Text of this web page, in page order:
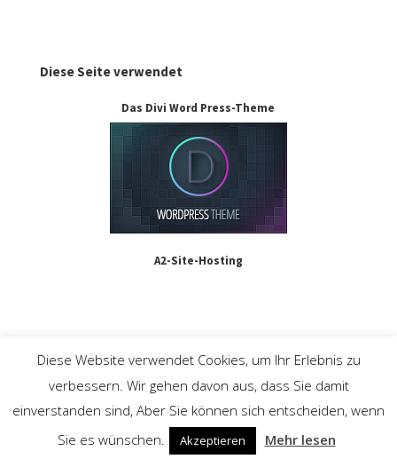
Diese Seite verwendet
Das Divi Word Press-Theme
A2-Site-Hosting
Nutzungsbedingungen
Datenschutz-Bestimmungen
Kontaktiere uns
Diese Website verwendet Cookies, um Ihr Erlebnis zu
verbessern. Wir gehen davon aus, dass Sie damit
einverstanden sind, Aber Sie können sich entscheiden, wenn
Sie es wünschen.
Akzeptieren Mehr lesen